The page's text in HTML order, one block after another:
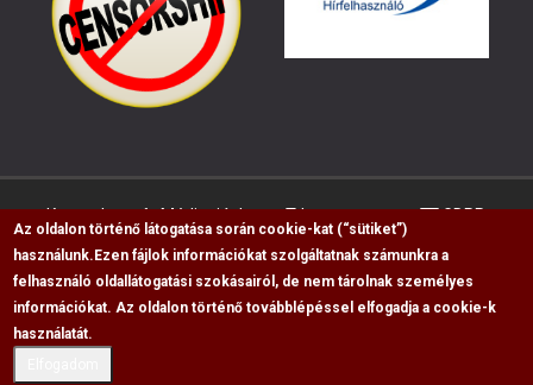
Kapcsolat Médiaajánlat Impresszum GDPR
RSS
Copyright © 2009-2026, Flag Polgári Magazin saját
Az oldalon történő látogatása során cookie-kat (“sütiket”)
használunk. Ezen fájlok információkat szolgáltatnak számunkra a
felhasználó oldallátogatási szokásairól, de nem tárolnak személyes
információkat. Az oldalon történő továbblépéssel elfogadja a cookie-k
használatát.